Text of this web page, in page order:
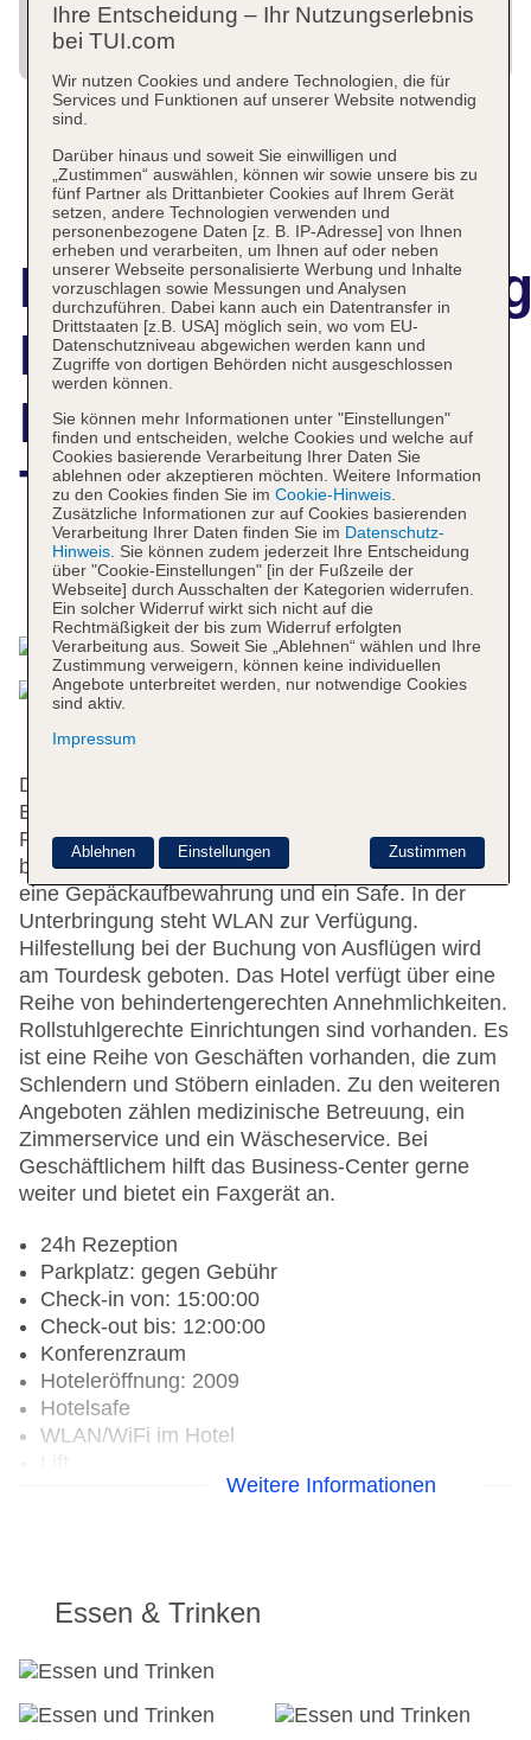
Delta Hotels by
Marriott New York
Times Square
Das bietet Ihre Unterkunft
Das Hotel bietet 310 Nichtraucherzimmer auf 32
Etagen, die mit einem Aufzug erreichbar sind. Die
Rezeption im Empfangsbereich ist rund um die Uhr
besetzt. Zu den Einrichtungen des Hauses gehören
eine Gepäckaufbewahrung und ein Safe. In der
Unterbringung steht WLAN zur Verfügung.
Hilfestellung bei der Buchung von Ausflügen wird
am Tourdesk geboten. Das Hotel verfügt über eine
Reihe von behindertengerechten Annehmlichkeiten.
Rollstuhlgerechte Einrichtungen sind vorhanden. Es
ist eine Reihe von Geschäften vorhanden, die zum
Schlendern und Stöbern einladen. Zu den weiteren
Angeboten zählen medizinische Betreuung, ein
Zimmerservice und ein Wäscheservice. Bei
Geschäftlichem hilft das Business-Center gerne
weiter und bietet ein Faxgerät an.
24h Rezeption
Parkplatz: gegen Gebühr
Check-in von: 15:00:00
Check-out bis: 12:00:00
Konferenzraum
Hoteleröffnung: 2009
Hotelsafe
WLAN/WiFi im Hotel
Lift
Anzahl der Aufzüge: 1
Zahlungsarten: American Express, Diners Club,
Mastercard, Visa
Weitere Informationen
Essen & Trinken
Ihre Entscheidung – Ihr Nutzungserlebnis
bei TUI.com
Wir nutzen Cookies und andere Technologien, die für
Services und Funktionen auf unserer Website notwendig
sind.
Darüber hinaus und soweit Sie einwilligen und
„Zustimmen“ auswählen, können wir sowie unsere bis zu
fünf Partner als Drittanbieter Cookies auf Ihrem Gerät
setzen, andere Technologien verwenden und
personenbezogene Daten [z. B. IP-Adresse] von Ihnen
erheben und verarbeiten, um Ihnen auf oder neben
unserer Webseite personalisierte Werbung und Inhalte
vorzuschlagen sowie Messungen und Analysen
durchzuführen. Dabei kann auch ein Datentransfer in
Drittstaaten [z.B. USA] möglich sein, wo vom EU-
Datenschutzniveau abgewichen werden kann und
Zugriffe von dortigen Behörden nicht ausgeschlossen
werden können.
Sie können mehr Informationen unter "Einstellungen"
finden und entscheiden, welche Cookies und welche auf
Cookies basierende Verarbeitung Ihrer Daten Sie
ablehnen oder akzeptieren möchten. Weitere Information
zu den Cookies finden Sie im Cookie-Hinweis.
Zusätzliche Informationen zur auf Cookies basierenden
Verarbeitung Ihrer Daten finden Sie im Datenschutz-
Hinweis. Sie können zudem jederzeit Ihre Entscheidung
über "Cookie-Einstellungen" [in der Fußzeile der
Webseite] durch Ausschalten der Kategorien widerrufen.
Ein solcher Widerruf wirkt sich nicht auf die
Rechtmäßigkeit der bis zum Widerruf erfolgten
Verarbeitung aus. Soweit Sie „Ablehnen“ wählen und Ihre
Zustimmung verweigern, können keine individuellen
Angebote unterbreitet werden, nur notwendige Cookies
sind aktiv.
Impressum
Zustimmen
Ablehnen Einstellungen